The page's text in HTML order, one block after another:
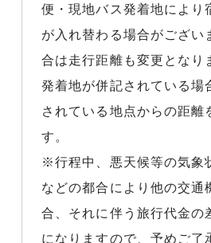
便・現地バス発着地により
が入れ替わる場合がござい
合は走行距離も変更となり
発着地が併記されている場
されている地点からの距離
す。
※行程中、悪天候等の気象
などの都合により他の交通
合、それに伴う旅行代金の
になりますので、予めご了